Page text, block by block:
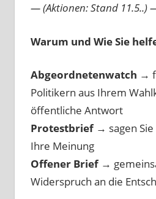
— (Aktionen: Stand 11.5..)
Warum und Wie Sie
Abgeordnetenwatch →
Politikern aus Ihrem
öffentliche Antwort
Protestbrief → sagen
Ihre Meinung
Offener Brief →
Widerspruch an die